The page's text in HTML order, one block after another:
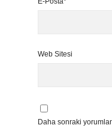
Web Sitesi
Daha sonraki